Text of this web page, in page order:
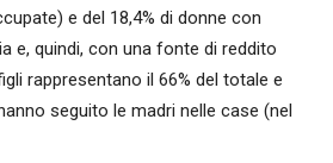
e del 18,4% di donne con
e, quindi, con una fonte di reddito
rappresentano il 66% del totale e
seguito le madri nelle case (nel